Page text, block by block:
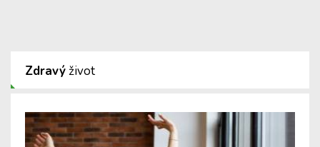
Zdravý život